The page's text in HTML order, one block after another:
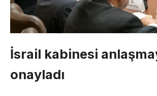
İsrail kabinesi
onayladı